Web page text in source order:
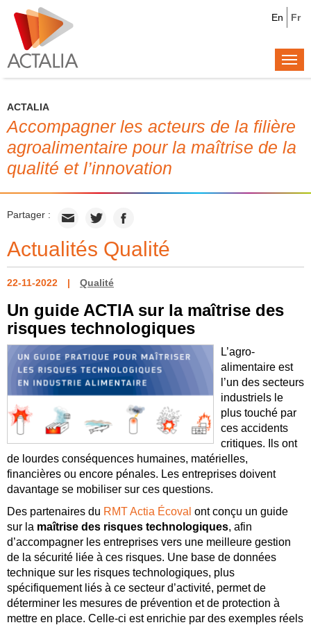
Fr
En
ACTALIA
Accompagner les acteurs de la filière
agroalimentaire pour la maîtrise de la
qualité et l’innovation
Partager :
Actualités Qualité
22-11-2022 Qualité
Un guide ACTIA sur la maîtrise des
risques technologiques
L’agro-
alimentaire est
l’un des secteurs
industriels le
plus touché par
ces accidents
critiques. Ils ont
de lourdes conséquences humaines, matérielles,
financières ou encore pénales. Les entreprises doivent
davantage se mobiliser sur ces questions.
Des partenaires du RMT Actia Écoval ont conçu un guide
sur la maîtrise des risques technologiques, afin
d’accompagner les entreprises vers une meilleure gestion
de la sécurité liée à ces risques. Une base de données
technique sur les risques technologiques, plus
spécifiquement liés à ce secteur d’activité, permet de
déterminer les mesures de prévention et de protection à
mettre en place. Celle-ci est enrichie par des exemples réels